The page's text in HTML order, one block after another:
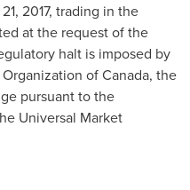
2017, trading in the
at the request of the
halt is imposed by
ofCanada, the
pursuant to the
Universal Market